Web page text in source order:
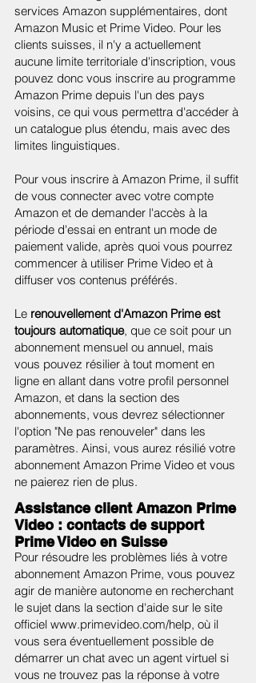
services Amazon supplémentaires, dont
Amazon Music et Prime Video. Pour les
clients suisses, il n'y a actuellement
aucune limite territoriale d'inscription, vous
pouvez donc vous inscrire au programme
Amazon Prime depuis l'un des pays
voisins, ce qui vous permettra d'accéder à
un catalogue plus étendu, mais avec des
limites linguistiques.
Pour vous inscrire à Amazon Prime, il suffit
de vous connecter avec votre compte
Amazon et de demander l'accès à la
période d'essai en entrant un mode de
paiement valide, après quoi vous pourrez
commencer à utiliser Prime Video et à
diffuser vos contenus préférés.
Le renouvellement d'Amazon Prime est
toujours automatique, que ce soit pour un
abonnement mensuel ou annuel, mais
vous pouvez résilier à tout moment en
ligne en allant dans votre profil personnel
Amazon, et dans la section des
abonnements, vous devrez sélectionner
l'option "Ne pas renouveler" dans les
paramètres. Ainsi, vous aurez résilié votre
abonnement Amazon Prime Video et vous
ne paierez rien de plus.
Assistance client Amazon Prime
Video : contacts de support
Prime Video en Suisse
Pour résoudre les problèmes liés à votre
abonnement Amazon Prime, vous pouvez
agir de manière autonome en recherchant
le sujet dans la section d'aide sur le site
officiel www.primevideo.com/help, où il
vous sera éventuellement possible de
démarrer un chat avec un agent virtuel si
vous ne trouvez pas la réponse à votre